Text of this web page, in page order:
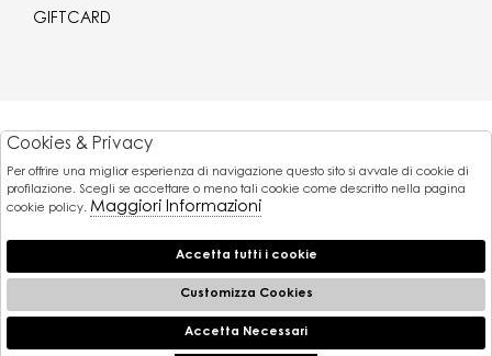
GIFTCARD
Powered by
Atelier
società
Pagamenti
🍪
Cookies & Privacy
Per offrire una miglior esperienza di navigazione questo sito si avvale di cookie di
profilazione. Scegli se accettare o meno tali cookie come descritto nella pagina
cookie policy. Maggiori Informazioni
Accetta tutti i cookie
Customizza Cookies
Accetta Necessari